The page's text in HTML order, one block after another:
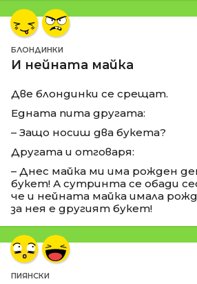
БЛОНДИНКИ
И нейната майка
Две блондинки се срещат.
Едната пита другата:
– Защо носиш два букета?
Другата и отговаря:
– Днес майка ми има рожден
букет! А сутринта се обади
че и нейната майка имала
за нея е другият букет!
ПИЯНСКИ